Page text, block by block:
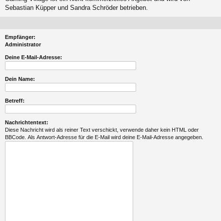
Sebastian Küpper und Sandra Schröder betrieben.
Empfänger:
Administrator
Deine E-Mail-Adresse:
Dein Name:
Betreff:
Nachrichtentext:
Diese Nachricht wird als reiner Text verschickt, verwende daher kein HTML oder
BBCode. Als Antwort-Adresse für die E-Mail wird deine E-Mail-Adresse angegeben.